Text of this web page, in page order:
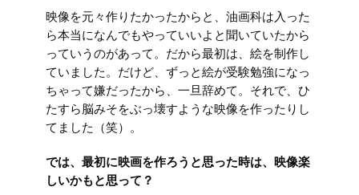
映像を元々作りたかったからと、油画科は入った
ら本当になんでもやっていいよと聞いていたから
っていうのがあって。だから最初は、絵を制作し
ていました。だけど、ずっと絵が受験勉強になっ
ちゃって嫌だったから、一旦辞めて。それで、ひ
たすら脳みそをぶっ壊すような映像を作ったりし
てました（笑）。
では、最初に映画を作ろうと思った時は、映像楽
しいかもと思って？